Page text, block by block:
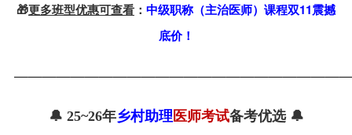
🎁更多班型优惠可查看 ： 中级职称（主治医师）课程双11震撼
底价！
🔔 25~26年乡村助理 医师考试备考优选 🔔